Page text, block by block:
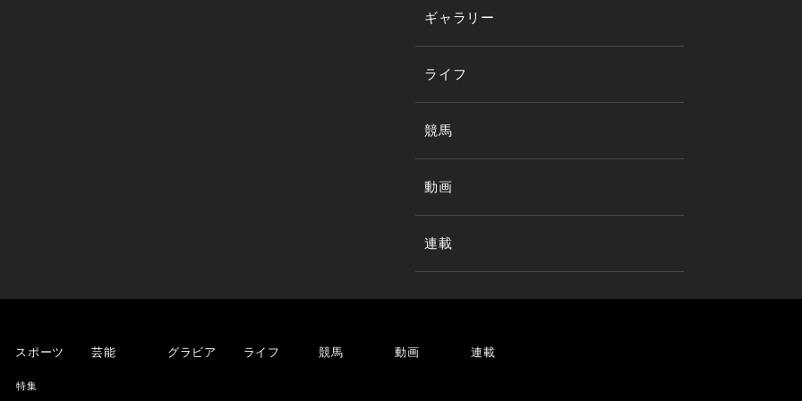
ギャラリー
ライフ
競馬
動画
連載
スポーツ
特集
芸能 グラビア ライフ 競馬 動画 連載